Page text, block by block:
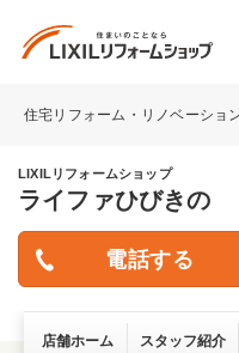
住宅リフォーム・リノベーショ
LIXILリフォームショップ
ライファひびきの
店舗ホーム スタッフ紹介